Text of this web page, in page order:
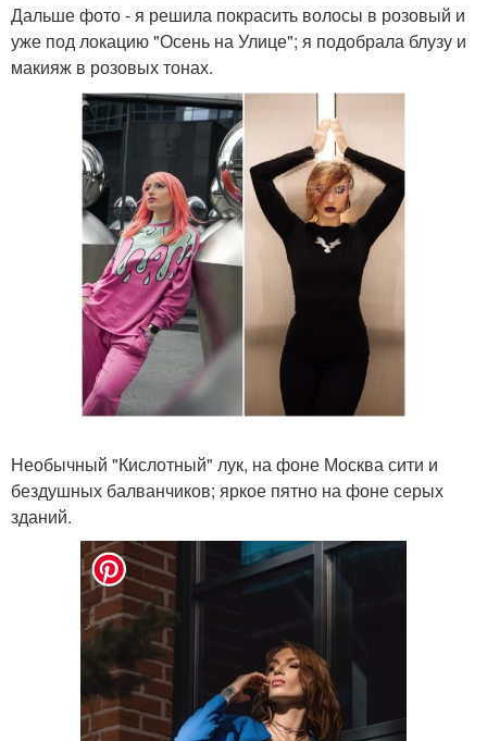
Дальше фото - я решила покрасить волосы в розовый и
уже под локацию "Осень на Улице"; я подобрала блузу и
макияж в розовых тонах.
Необычный "Кислотный" лук, на фоне Москва сити и
бездушных балванчиков; яркое пятно на фоне серых
зданий.